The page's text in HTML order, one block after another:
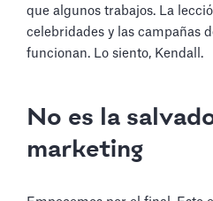
que algunos trabajos. La
celebridades y las campañas
funcionan. Lo siento, Kendall.
No es la
marketing